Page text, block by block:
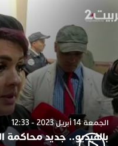
الجمعة 14 أبريل 2023 - 12:33
بالفيديو.. جديد محاكمة